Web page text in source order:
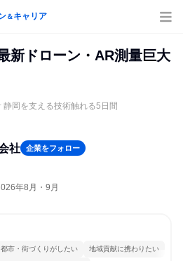
＆キャリア
新ドローン・AR測量巨大
静岡を支える技術触れる5日間
社 企業をフォロー
年8月・9月
都市・街づくりがしたい 地域貢献に携わりたい